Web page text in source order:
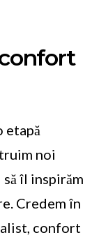
etapă
noi
îl inspirăm
Credem în
confort